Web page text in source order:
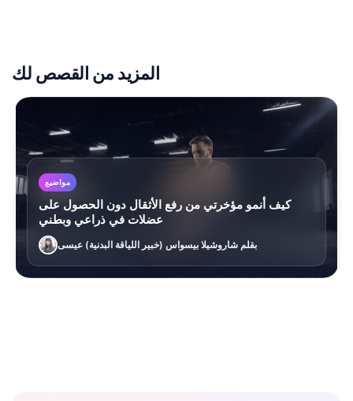
المزيد من القصص لك
مواضيع
كيف أنمو مؤخرتي من رفع الأثقال دون الحصول على
عضلات في ذراعي وبطني
بقلم شاروشيلا بيسواس (خبير اللياقة البدنية) عيسى